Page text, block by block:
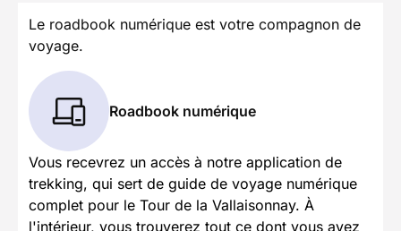
Le roadbook numérique est votre compagnon de
voyage.
Roadbook numérique
Vous recevrez un accès à notre application de
trekking, qui sert de guide de voyage numérique
complet pour le Tour de la Vallaisonnay. À
l'intérieur, vous trouverez tout ce dont vous avez